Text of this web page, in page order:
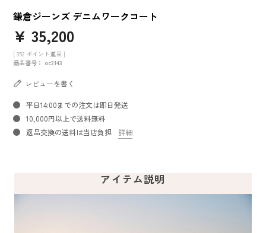
鎌倉ジーンズ デニムワークコート
¥ 35,200
[ 352 ポイント進呈 ]
商品番号
oc3143
レビューを書く
平日14:00までの注文は即日発送
10,000円以上で送料無料
返品交換の送料は当店負担
詳細
アイテム説明